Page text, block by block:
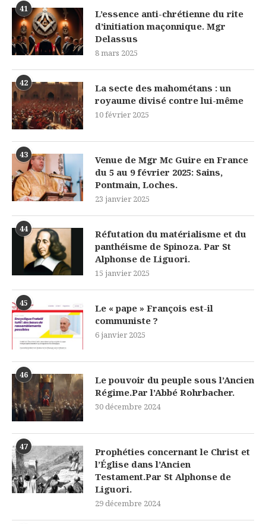
41
L’essence anti-chrétienne du rite
d’initiation maçonnique. Mgr
Delassus
8 mars 2025
42
La secte des mahométans : un
royaume divisé contre lui-même
10 février 2025
43
Venue de Mgr Mc Guire en France
du 5 au 9 février 2025: Sains,
Pontmain, Loches.
23 janvier 2025
44
Réfutation du matérialisme et du
panthéisme de Spinoza. Par St
Alphonse de Liguori.
15 janvier 2025
45
Le « pape » François est-il
communiste ?
6 janvier 2025
46
Le pouvoir du peuple sous l’Ancien
Régime.Par l’Abbé Rohrbacher.
30 décembre 2024
47
Prophéties concernant le Christ et
l’Église dans l’Ancien
Testament.Par St Alphonse de
Liguori.
29 décembre 2024